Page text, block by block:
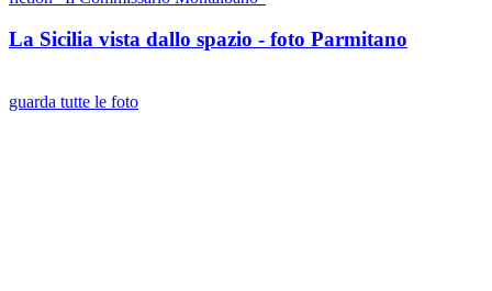
La Sicilia vista dallo spazio - foto Parmitano
guarda tutte le foto